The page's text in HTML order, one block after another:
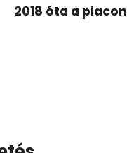
2018 óta a piacon